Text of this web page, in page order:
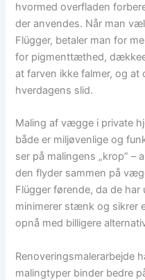
hvormed overfladen
der anvendes. Når man
Flügger, betaler man for
for pigmenttæthed,
at farven ikke falmer, og at
hverdagens slid.
Maling af vægge i private
både er miljøvenlige og
ser på malingens „krop” –
den flyder sammen på
Flügger førende, da de
minimerer stænk og sikrer
opnå med billigere
Renoveringsmalerarbejde
malingtyper binder bedre